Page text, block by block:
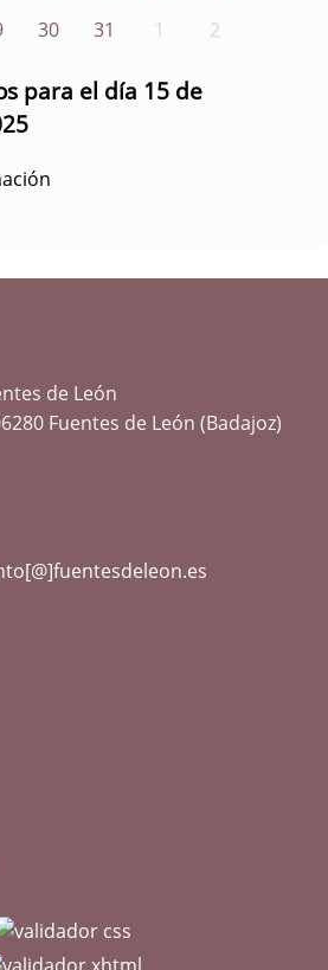
30 31 1 2
para el día 15 de
de León
Fuentes de León (Badajoz)